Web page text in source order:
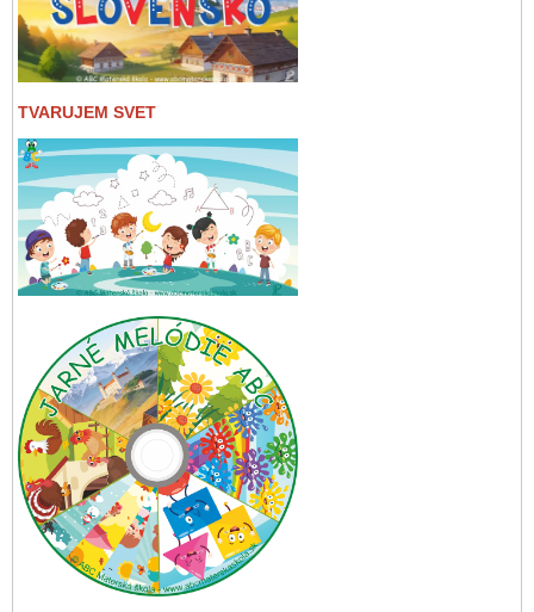
TVARUJEM SVET